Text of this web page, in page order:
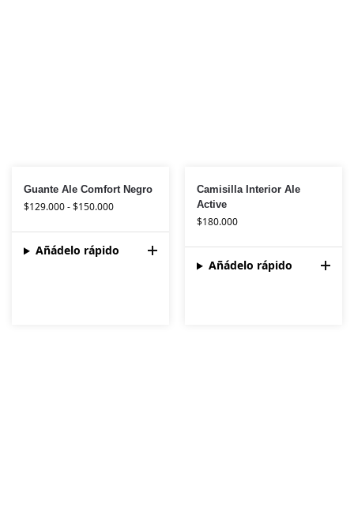
Guante Ale Comfort Negro
$129.000-$150.000
Añádelo rápido
Camisilla Interior Ale
Active
$180.000
Añádelo rápido